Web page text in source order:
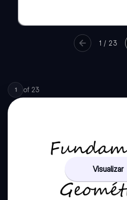
1 / 23
1 of 23
Visualizar